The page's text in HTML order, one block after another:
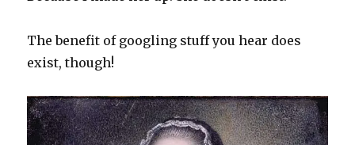
The benefit of googling stuff you hear does
exist, though!